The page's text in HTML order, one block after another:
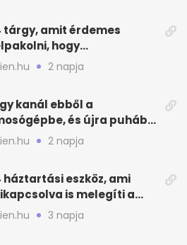
tárgy, amit érdemes
hogy
tűnjön a lakás
2 napja
kanál ebből a
és újra puhább
a törölköző
2 napja
háztartási eszköz, ami
is melegíti a
3 napja